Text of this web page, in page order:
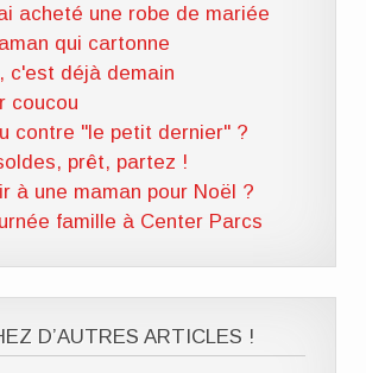
acheté une robe de mariée
qui cartonne
c'est déjà demain
coucou
contre "le petit dernier" ?
prêt, partez !
à une maman pour Noël ?
famille à Center Parcs
D’AUTRES ARTICLES !